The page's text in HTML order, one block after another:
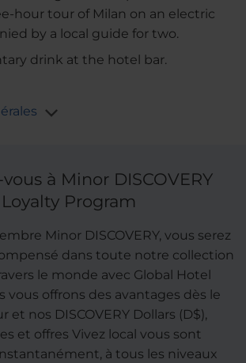
hour tour of Milan on an electric
by a local guide for two.
drink at the hotel bar.
à Minor DISCOVERY
Loyalty Program
Minor DISCOVERY, vous serez
dans toute notre collection
le monde avec Global Hotel
vous offrons des avantages dès le
et nos DISCOVERY Dollars (D$),
et offres Vivez local vous sont
à tous les niveaux